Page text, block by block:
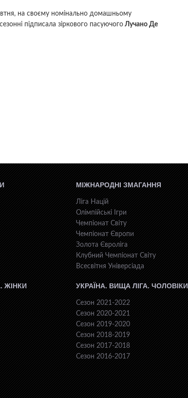
на своєму номінально домашньому
підписала зіркового пасуючого Лучано Де
МІЖНАРОДНІ ЗМАГАННЯ
Ліга Націй
Олімпійські Ігри
Чемпіонат Світу
Чемпіонат Європи
Золота Євроліга
Клубний Чемпіонат Світу
Всесвiтня Унiверсiaда
ЖІНКИ УКРАЇНА. ВИЩА ЛІГА. ЧОЛОВІКИ
Сезон 2021-2022
Сезон 2020-2021
Сезон 2019-2020
Сезон 2018-2019
Сезон 2017-2018
Сезон 2016-2017